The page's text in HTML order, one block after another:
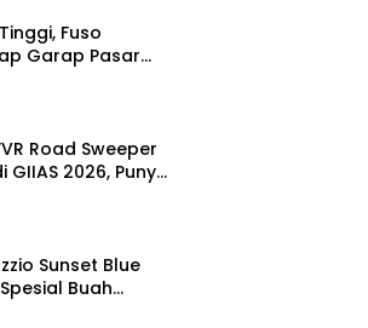
Fuso
Garap Pasar
Road Sweeper
GIIAS 2026, Punya
Sunset Blue
Buah
Alkateri